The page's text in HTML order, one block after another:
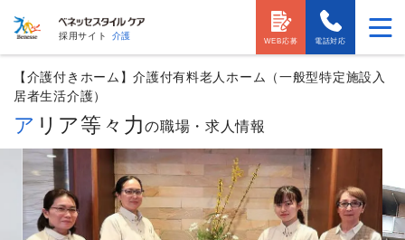
採用サイト 介護
電話対応
WEB応募
【介護付きホーム】介護付有料老人ホーム（一般型特定施設入
居者生活介護）
アリア等々力の職場・求人情報